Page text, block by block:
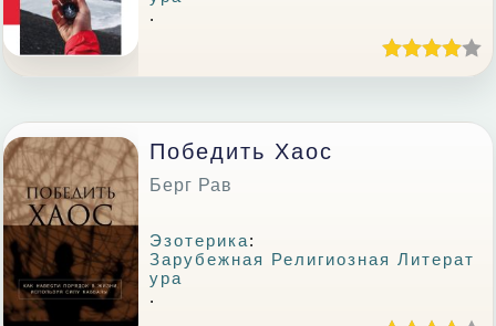
.
Победить Хаос
Берг Рав
Эзотерика:
Зарубежная Религиозная Литерат
Ура
.